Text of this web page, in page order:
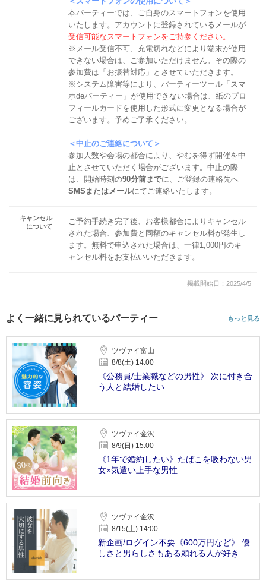
本パーティーでは、ご自身のスマートフォンを使用
いたします。アカウントに登録されているメールが
受信可能なスマートフォンをご持参ください。
※メール受信不可、充電切れなどにより端末が使用
できない場合は、ご参加いただけません。その際の
参加費は「お振替対応」とさせていただきます。
※システム障害等により、パーティーツール「スマ
ホdeパーティー」が使用できない場合は、紙のプロ
フィールカードを使用した形式に変更となる場合が
ございます。予めご了承ください。
＜中止のご連絡について＞
参加人数や会場の都合により、やむを得ず開催を中
止とさせていただく場合がございます。中止の際
は、開始時刻の90分前までに、ご登録の連絡先へ
SMSまたはメールにてご連絡いたします。
キャンセル
について
ご予約手続き完了後、お客様都合によりキャンセル
された場合、参加費と同額のキャンセル料が発生し
ます。無料で申込された場合は、一律1,000円のキ
ャンセル料をお支払いいただきます。
掲載開始日：2025/4/5
よく一緒に見られているパーティー もっと見る
ツヴァイ富山
8/8(土) 14:00
《公務員/士業職などの男性》 次に付き合
う人と結婚したい
ツヴァイ金沢
8/9(日) 15:00
《1年で婚約したい》たばこを吸わない男
女×気遣い上手な男性
ツヴァイ金沢
8/15(土) 14:00
新企画/ログイン不要《600万円など》 優
しさと男らしさもある頼れる人が好き